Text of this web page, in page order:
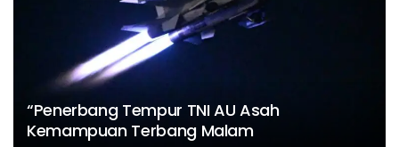
“Penerbang Tempur TNI AU Asah
Kemampuan Terbang Malam